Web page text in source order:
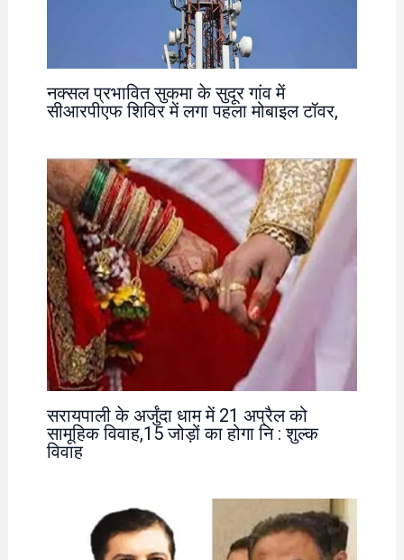
नक्सल प्रभावित सुकमा के सुदूर गांव में
सीआरपीएफ शिविर में लगा पहला मोबाइल टॉवर,
सरायपाली के अर्जुंदा धाम में 21 अप्रैल को
सामूहिक विवाह,15 जोड़ों का होगा नि : शुल्क
विवाह